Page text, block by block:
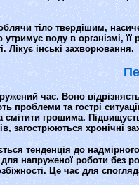
тіло твердішим,
воду в організмі,
Лікує інські захворювання.
час. Воно
проблеми та гострі
грошима.
загострюються хронічні
тенденція до
напруженої роботи без
Це час для